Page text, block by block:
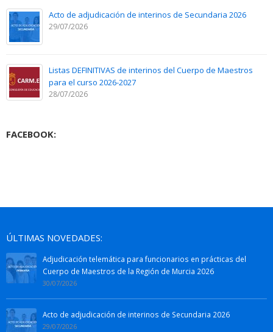
Acto de adjudicación de interinos de Secundaria 2026
29/07/2026
Listas DEFINITIVAS de interinos del Cuerpo de Maestros
para el curso 2026-2027
28/07/2026
FACEBOOK:
ÚLTIMAS NOVEDADES:
Adjudicación telemática para funcionarios en prácticas del
Cuerpo de Maestros de la Región de Murcia 2026
30/07/2026
Acto de adjudicación de interinos de Secundaria 2026
29/07/2026